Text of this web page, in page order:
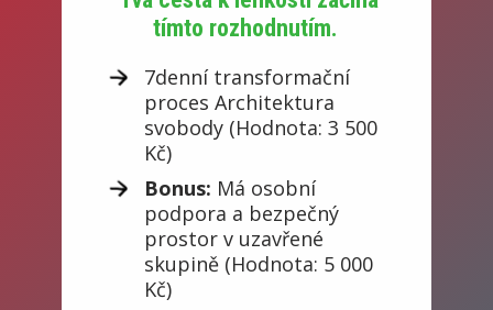
tímto rozhodnutím.
7denní transformační
proces Architektura
svobody (Hodnota: 3 500
Kč)
Bonus: Má osobní
podpora a bezpečný
prostor v uzavřené
skupině (Hodnota: 5 000
Kč)